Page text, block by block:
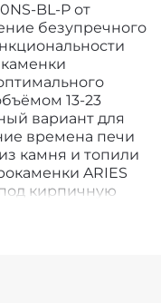
BL-P от
безупречного
13-23
вариант для
времена печи
камня и топили
ARIES
под кирпичную
камнями, её
эффективным.
воду на камни не